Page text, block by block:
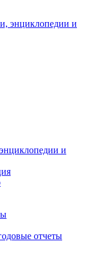
энциклопедии и
и
отчеты